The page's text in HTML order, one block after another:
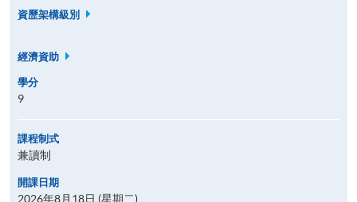
資歷架構級別
經濟資助
學分
9
課程制式
兼讀制
開課日期
2026年8月18日 (星期二)